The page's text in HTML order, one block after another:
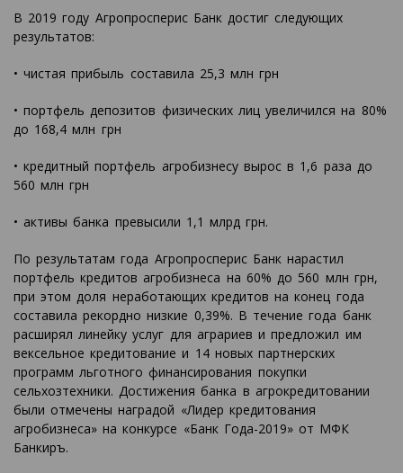
В 2019 году Агропросперис Банк достиг следующих
результатов:
• чистая прибыль составила 25,3 млн грн
• портфель депозитов физических лиц увеличился на 80%
до 168,4 млн грн
• кредитный портфель агробизнесу вырос в 1,6 раза до
560 млн грн
• активы банка превысили 1,1 млрд грн.
По результатам года Агропросперис Банк нарастил
портфель кредитов агробизнеса на 60% до 560 млн грн,
при этом доля неработающих кредитов на конец года
составила рекордно низкие 0,39%. В течение года банк
расширял линейку услуг для аграриев и предложил им
вексельное кредитование и 14 новых партнерских
программ льготного финансирования покупки
сельхозтехники. Достижения банка в агрокредитовании
были отмечены наградой «Лидер кредитования
агробизнеса» на конкурсе «Банк Года-2019» от МФК
Банкиръ.